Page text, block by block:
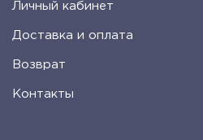
Личный кабинет
Доставка и оплата
Возврат
Контакты